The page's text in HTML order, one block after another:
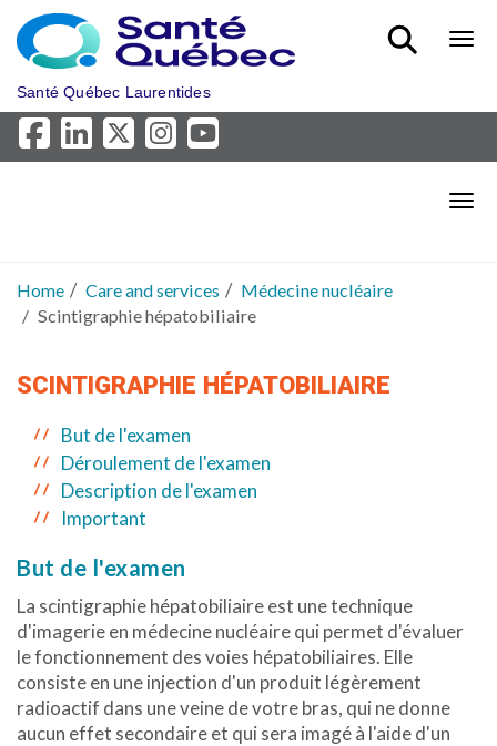
Skip to main content
Santé Québec Laurentides
Home Care and services
Médecine nucléaire
Scintigraphie hépatobiliaire
SCINTIGRAPHIE HÉPATOBILIAIRE
But de l'examen
Déroulement de l'examen
Description de l'examen
Important
But de l'examen
La scintigraphie hépatobiliaire est une technique
d'imagerie en médecine nucléaire qui permet d'évaluer
le fonctionnement des voies hépatobiliaires. Elle
consiste en une injection d'un produit légèrement
radioactif dans une veine de votre bras, qui ne donne
aucun effet secondaire et qui sera imagé à l'aide d'un